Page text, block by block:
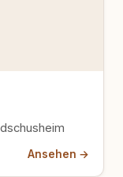
Ansehen →